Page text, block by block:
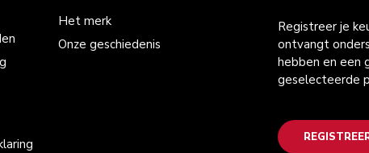
Registreer je
ontvangt
hebben en een
geselecteerde
Het merk
Onze geschiedenis